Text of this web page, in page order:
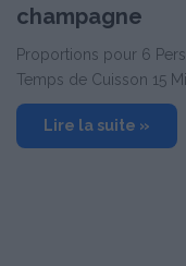
champagne
Proportions pour 6
Temps de Cuisson 15
Lire la suite »